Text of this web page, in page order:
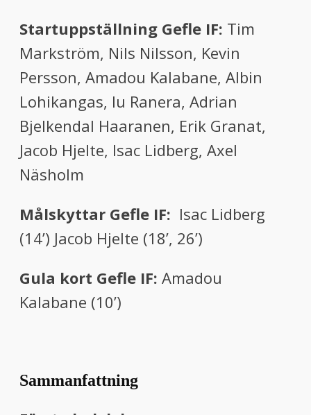
Startuppställning Gefle IF: Tim
Markström, Nils Nilsson, Kevin
Persson, Amadou Kalabane, Albin
Lohikangas, Iu Ranera, Adrian
Bjelkendal Haaranen, Erik Granat,
Jacob Hjelte, Isac Lidberg, Axel
Näsholm
Målskyttar Gefle IF: Isac Lidberg
(14’) Jacob Hjelte (18’, 26’)
Gula kort Gefle IF: Amadou
Kalabane (10’)
Sammanfattning